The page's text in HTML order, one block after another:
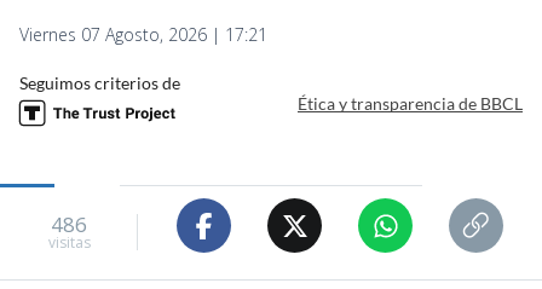
Viernes 07 Agosto, 2026 | 17:21
Seguimos criterios de
Ética y transparencia de BBCL
486
visitas